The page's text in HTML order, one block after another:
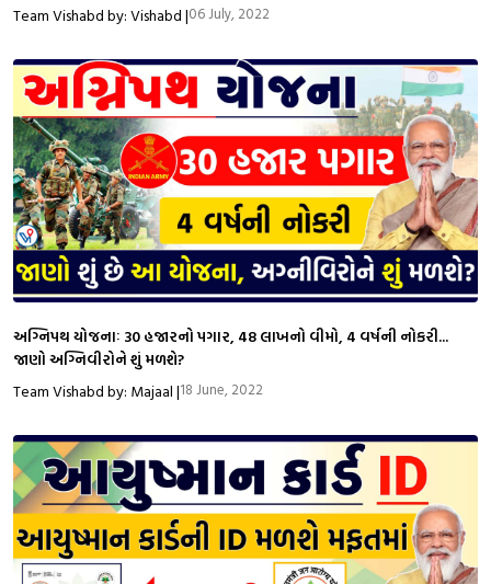
Team Vishabd by: Vishabd |06 July, 2022
અગ્નિપથ યોજનાઃ 30 હજારનો પગાર, 48 લાખનો વીમો, 4 વર્ષની નોકરી...
જાણો અગ્નિવીરોને શું મળશે?
Team Vishabd by: Majaal |18 June, 2022